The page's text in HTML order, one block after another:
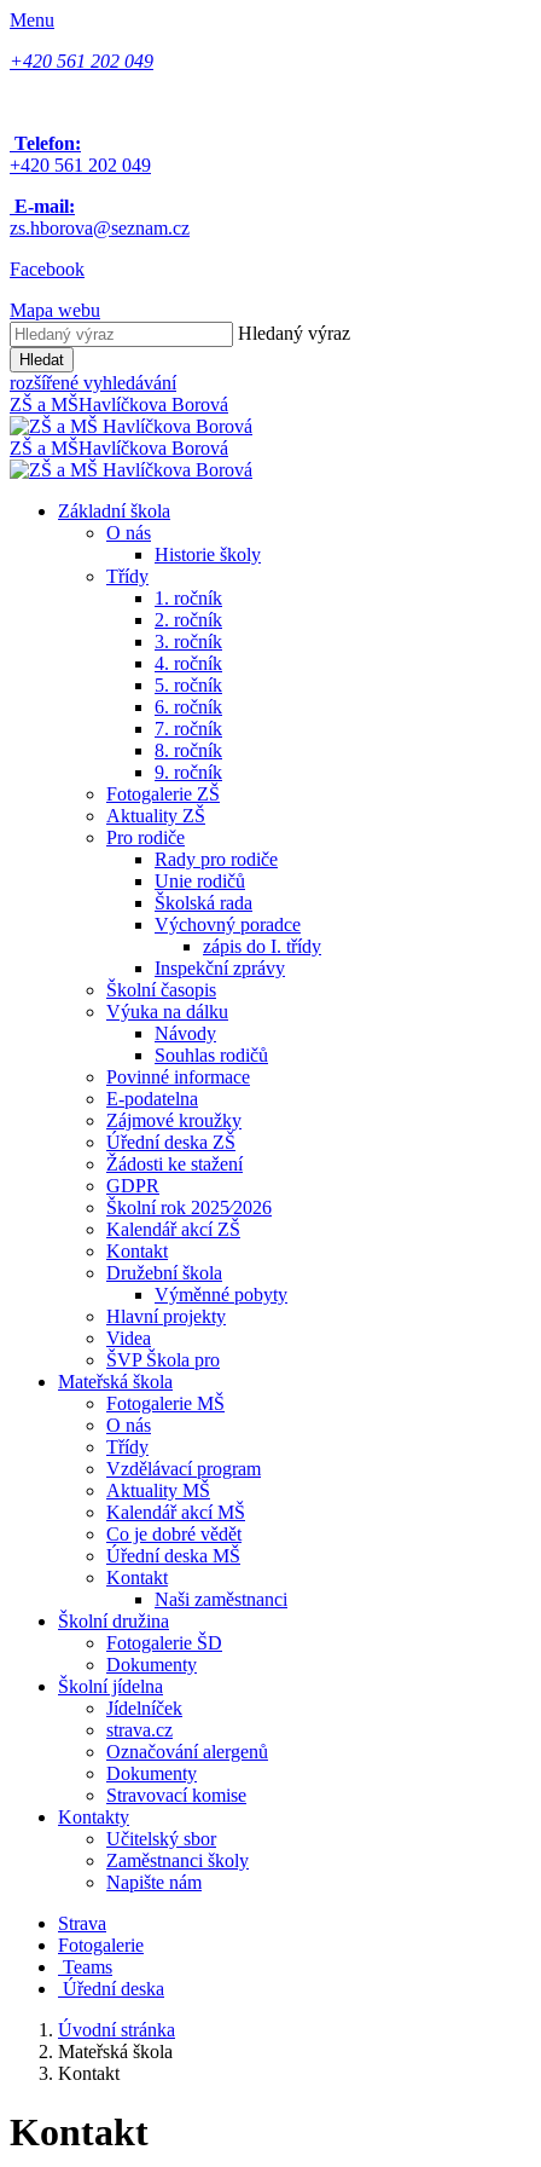
Menu
+420 561 202 049
Telefon:
+420 561 202 049
E-mail:
zs.hborova@seznam.cz
Facebook
Mapa webu
Hledaný výraz
Hledat
rozšířené vyhledávání
ZŠ a MŠHavlíčkova Borová
ZŠ a MŠHavlíčkova Borová
Základní škola
O nás
Historie školy
Třídy
1. ročník
2. ročník
3. ročník
4. ročník
5. ročník
6. ročník
7. ročník
8. ročník
9. ročník
Fotogalerie ZŠ
Aktuality ZŠ
Pro rodiče
Rady pro rodiče
Unie rodičů
Školská rada
Výchovný poradce
zápis do I. třídy
Inspekční zprávy
Školní časopis
Výuka na dálku
Návody
Souhlas rodičů
Povinné informace
E-podatelna
Zájmové kroužky
Úřední deska ZŠ
Žádosti ke stažení
GDPR
Školní rok 2025⁄2026
Kalendář akcí ZŠ
Kontakt
Družební škola
Výměnné pobyty
Hlavní projekty
Videa
ŠVP Škola pro
Mateřská škola
Fotogalerie MŠ
O nás
Třídy
Vzdělávací program
Aktuality MŠ
Kalendář akcí MŠ
Co je dobré vědět
Úřední deska MŠ
Kontakt
Naši zaměstnanci
Školní družina
Fotogalerie ŠD
Dokumenty
Školní jídelna
Jídelníček
strava.cz
Označování alergenů
Dokumenty
Stravovací komise
Kontakty
Učitelský sbor
Zaměstnanci školy
Napište nám
Strava
Fotogalerie
Teams
Úřední deska
Úvodní stránka
Mateřská škola
Kontakt
Kontakt